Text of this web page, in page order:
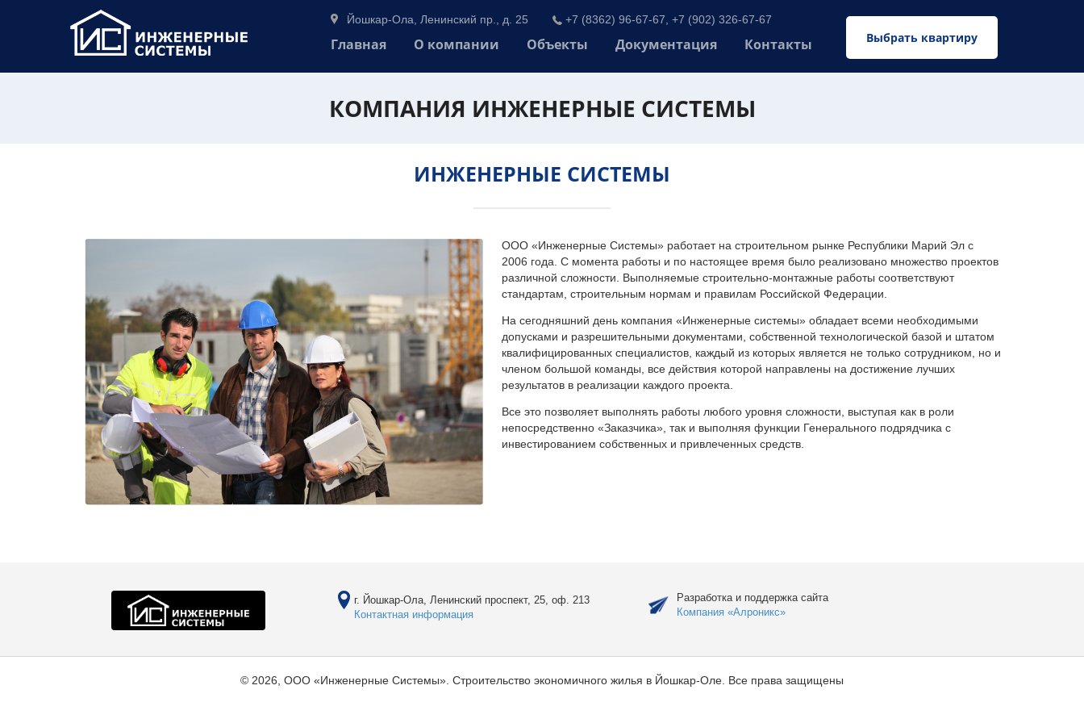
Выбрать квартиру
Йошкар-Ола, Ленинский пр., д. 25 +7 (8362) 96-67-67, +7 (902) 326-67-67
Главная О компании Объекты Документация Контакты
КОМПАНИЯ ИНЖЕНЕРНЫЕ СИСТЕМЫ
ИНЖЕНЕРНЫЕ СИСТЕМЫ
ООО «Инженерные Системы» работает на строительном рынке Республики Марий Эл с
2006 года. С момента работы и по настоящее время было реализовано множество проектов
различной сложности. Выполняемые строительно-монтажные работы соответствуют
стандартам, строительным нормам и правилам Российской Федерации.
На сегодняшний день компания «Инженерные системы» обладает всеми необходимыми
допусками и разрешительными документами, собственной технологической базой и штатом
квалифицированных специалистов, каждый из которых является не только сотрудником, но и
членом большой команды, все действия которой направлены на достижение лучших
результатов в реализации каждого проекта.
Все это позволяет выполнять работы любого уровня сложности, выступая как в роли
непосредственно «Заказчика», так и выполняя функции Генерального подрядчика с
инвестированием собственных и привлеченных средств.
г. Йошкар-Ола, Ленинский проспект, 25, оф. 213
Контактная информация
Разработка и поддержка сайта
Компания «Алроникс»
© 2026, ООО «Инженерные Системы». Строительство экономичного жилья в Йошкар-Оле. Все права защищены